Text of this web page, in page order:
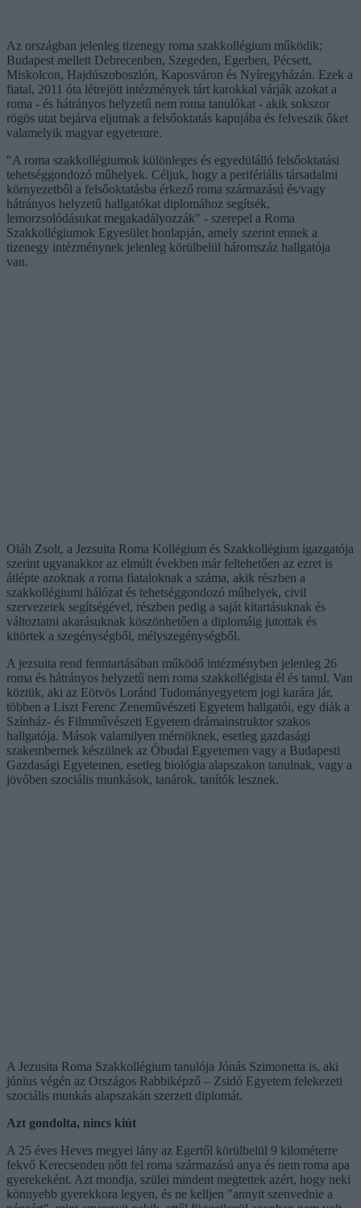
Az országban jelenleg tizenegy roma szakkollégium működik;
Budapest mellett Debrecenben, Szegeden, Egerben, Pécsett,
Miskolcon, Hajdúszoboszlón, Kaposváron és Nyíregyházán. Ezek a
fiatal, 2011 óta létrejött intézmények tárt karokkal várják azokat a
roma - és hátrányos helyzetű nem roma tanulókat - akik sokszor
rögös utat bejárva eljutnak a felsőoktatás kapujába és felveszik őket
valamelyik magyar egyetemre.
"A roma szakkollégiumok különleges és egyedülálló felsőoktatási
tehetséggondozó műhelyek. Céljuk, hogy a perifériális társadalmi
környezetből a felsőoktatásba érkező roma származású és/vagy
hátrányos helyzetű hallgatókat diplomához segítsék,
lemorzsolódásukat megakadályozzák" - szerepel a Roma
Szakkollégiumok Egyesület honlapján, amely szerint ennek a
tizenegy intézménynek jelenleg körülbelül háromszáz hallgatója
van.
Oláh Zsolt, a Jezsuita Roma Kollégium és Szakkollégium igazgatója
szerint ugyanakkor az elmúlt években már feltehetően az ezret is
átlépte azoknak a roma fiataloknak a száma, akik részben a
szakkollégiumi hálózat és tehetséggondozó műhelyek, civil
szervezetek segítségével, részben pedig a saját kitartásuknak és
változtatni akarásuknak köszönhetően a diplomáig jutottak és
kitörtek a szegénységből, mélyszegénységből.
A jezsuita rend fenntartásában működő intézményben jelenleg 26
roma és hátrányos helyzetű nem roma szakkollégista él és tanul. Van
köztük, aki az Eötvös Loránd Tudományegyetem jogi karára jár,
többen a Liszt Ferenc Zeneművészeti Egyetem hallgatói, egy diák a
Színház- és Filmművészeti Egyetem drámainstruktor szakos
hallgatója. Mások valamilyen mérnöknek, esetleg gazdasági
szakembernek készülnek az Óbudai Egyetemen vagy a Budapesti
Gazdasági Egyetemen, esetleg biológia alapszakon tanulnak, vagy a
jövőben szociális munkások, tanárok, tanítók lesznek.
A Jezusita Roma Szakkollégium tanulója Jónás Szimonetta is, aki
június végén az Országos Rabbiképző – Zsidó Egyetem felekezeti
szociális munkás alapszakán szerzett diplomát.
Azt gondolta, nincs kiút
A 25 éves Heves megyei lány az Egertől körülbelül 9 kilométerre
fekvő Kerecsenden nőtt fel roma származású anya és nem roma apa
gyerekeként. Azt mondja, szülei mindent megtettek azért, hogy neki
könnyebb gyerekkora legyen, és ne kelljen "annyit szenvednie a